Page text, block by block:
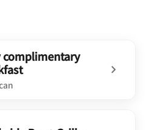
complimentary
breakfast